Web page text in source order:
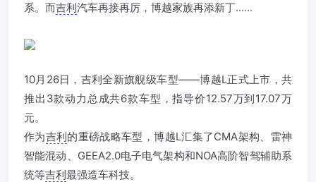
系。而吉利汽车再接再厉，博越家族再添新丁......
10月26日， 吉利全新旗舰级车型——博越L正式上市，共
推出3款动力总成共6款车型，指导价12.57万到17.07万
元。
作为吉利的重磅战略车型，博越L汇集了CMA架构、雷神
智能混动、GEEA2.0电子电气架构和NOA高阶智驾辅助系
统等吉利最强造车科技。